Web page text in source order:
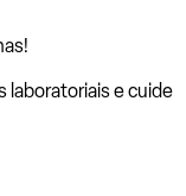
laboratoriais e cuide